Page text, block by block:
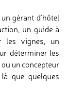
gérant d’hôtel
un guide à
les vignes, un
déterminer les
un concepteur
que quelques